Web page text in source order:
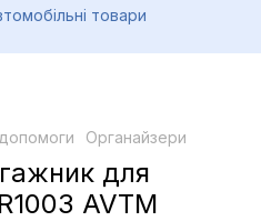
Органайзери
для
AVTM